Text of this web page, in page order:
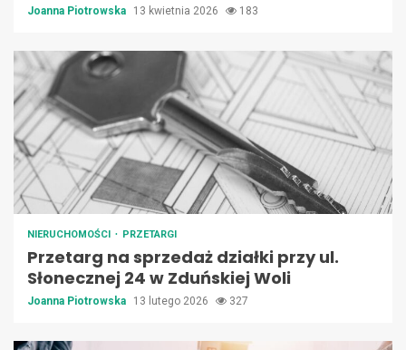
Joanna Piotrowska 13 kwietnia 2026 183
NIERUCHOMOŚCI PRZETARGI
Przetarg na sprzedaż działki przy ul.
Słonecznej 24 w Zduńskiej Woli
Joanna Piotrowska 13 lutego 2026 327